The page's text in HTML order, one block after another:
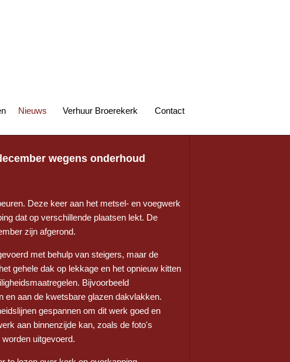
Nieuws Verhuur Broerekerk Contact
wegens onderhoud
Deze keer aan het metsel- en voegwerk
dat op verschillende plaatsen lekt. De
zijn afgerond.
met behulp van steigers, maar de
gehele dak op lekkage en het opnieuw kitten
Bijvoorbeeld
en aan de kwetsbare glazen dakvlakken.
gespannen om dit werk goed en
aan binnenzijde kan, zoals de foto's
uitgevoerd.